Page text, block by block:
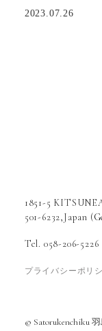
2023.07.26
1851-5
501-6232,Japan (
Tel. 058-206-5226
プライバシーポリ
© Satorukenchiku